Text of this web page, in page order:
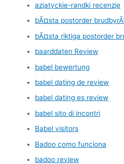
azjatyckie-randki recenzje
bÃ¤sta postorder
bÃ¤sta riktiga postorder
baarddaten Review
babel bewertung
babel dating de review
babel dating es review
babel sito di incontri
Babel visitors
Badoo como funciona
badoo review